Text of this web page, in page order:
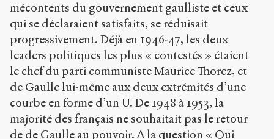
mécontents du gouvernement gaulliste et ceux
qui se déclaraient satisfaits, se réduisait
progressivement. Déjà en 1946-47, les deux
leaders politiques les plus « contestés » étaient
le chef du parti communiste Maurice Thorez, et
de Gaulle lui-même aux deux extrémités d’une
courbe en forme d’un U. De 1948 à 1953, la
majorité des français ne souhaitait pas le retour
de de Gaulle au pouvoir. A la question « Qui